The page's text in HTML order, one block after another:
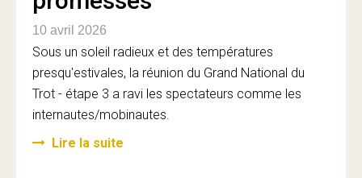
10 avril 2026
Sous un soleil radieux et des températures
presqu'estivales, la réunion du Grand National du
Trot - étape 3 a ravi les spectateurs comme les
internautes/mobinautes.
Lire la suite